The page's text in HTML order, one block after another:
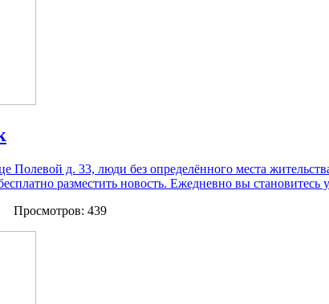
Полевой д. 33, люди без определённого места
разместить новость. Ежедневно вы
Просмотров: 439